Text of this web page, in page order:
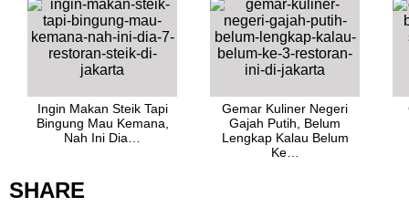
Ingin Makan Steik Tapi
Bingung Mau Kemana,
Nah Ini Dia…
Gemar Kuliner Negeri
Gajah Putih, Belum
Lengkap Kalau Belum
Ke…
SHARE